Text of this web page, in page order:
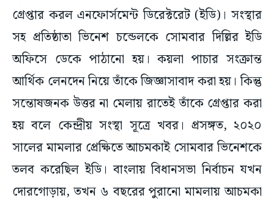
গ্রেপ্তার করল এনফোর্সমেন্ট ডিরেক্টরেট (ইডি)। সংস্থার
সহ প্রতিষ্ঠাতা ভিনেশ চন্ডেলকে সোমবার দিল্লির ইডি
অফিসে ডেকে পাঠানো হয়। কয়লা পাচার সংক্রান্ত
আর্থিক লেনদেন নিয়ে তাঁকে জিজ্ঞাসাবাদ করা হয়। কিন্তু
সন্তোষজনক উত্তর না মেলায় রাতেই তাঁকে গ্রেপ্তার করা
হয় বলে কেন্দ্রীয় সংস্থা সূত্রে খবর। প্রসঙ্গত, ২০২০
সালের মামলার প্রেক্ষিতে আচমকাই সোমবার ভিনেশকে
তলব করেছিল ইডি। বাংলায় বিধানসভা নির্বাচন যখন
দোরগোড়ায়, তখন ৬ বছরের পুরানো মামলায় আচমকা